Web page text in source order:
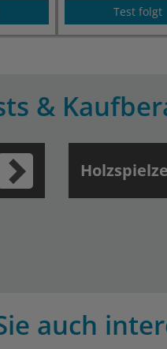
Test folgt
&
auch